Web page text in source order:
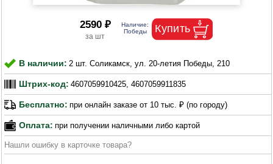
2590 ₽
В наличии: 2 шт. Соликамск, ул. 20-летия Победы, 210
Штрих-код: 4607059910425, 4607059911835
Бесплатно: при онлайн заказе от 10 тыс. ₽ (по городу)
Оплата: при получении наличными либо картой
Нашли ошибку в карточке товара?